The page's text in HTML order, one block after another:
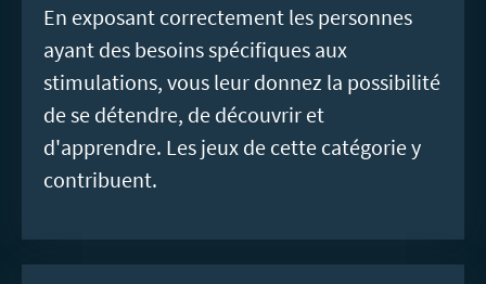
En exposant correctement les personnes
ayant des besoins spécifiques aux
stimulations, vous leur donnez la possibilité
de se détendre, de découvrir et
d'apprendre. Les jeux de cette catégorie y
contribuent.